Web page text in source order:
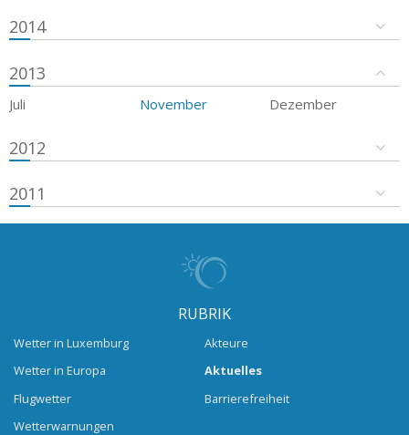
2014
2013
Juli November Dezember
2012
2011
RUBRIK
Wetter in Luxemburg
Wetter in Europa
Flugwetter
Wetterwarnungen
Akteure
Aktuelles
Barrierefreiheit